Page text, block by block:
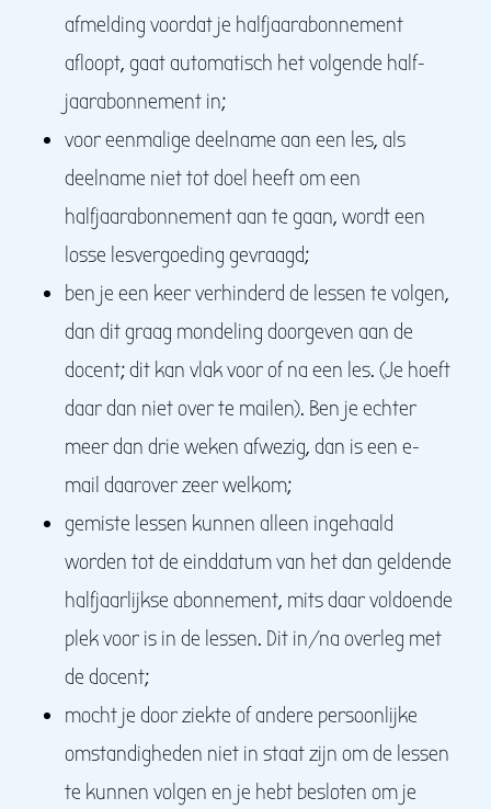
afmelding voordat je halfjaarabonnement
afloopt, gaat automatisch het volgende half-
jaarabonnement in;
voor eenmalige deelname aan een les, als
deelname niet tot doel heeft om een
halfjaarabonnement aan te gaan, wordt een
losse lesvergoeding gevraagd;
ben je een keer verhinderd de lessen te volgen,
dan dit graag mondeling doorgeven aan de
docent; dit kan vlak voor of na een les. (Je hoeft
daar dan niet over te mailen). Ben je echter
meer dan drie weken afwezig, dan is een e-
mail daarover zeer welkom;
gemiste lessen kunnen alleen ingehaald
worden tot de einddatum van het dan geldende
halfjaarlijkse abonnement, mits daar voldoende
plek voor is in de lessen. Dit in/na overleg met
de docent;
mocht je door ziekte of andere persoonlijke
omstandigheden niet in staat zijn om de lessen
te kunnen volgen en je hebt besloten om je